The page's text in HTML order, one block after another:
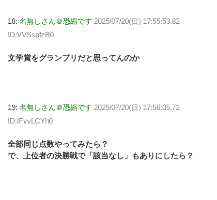
18: 名無しさん＠恐縮です 2025/07/20(日) 17:55:53.82
ID:VVSspfzB0
文学賞をグランプリだと思ってんのか
19: 名無しさん＠恐縮です 2025/07/20(日) 17:56:05.72
ID:IFvvLCYh0
全部同じ点数やってみたら？
で、上位者の決勝戦で「該当なし」もありにしたら？